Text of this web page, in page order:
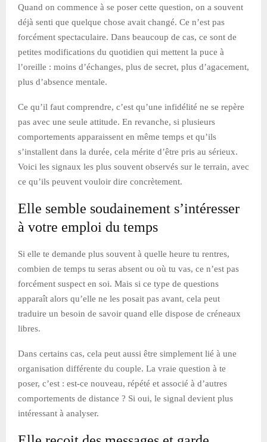
Quand on commence à se poser cette question, on a souvent
déjà senti que quelque chose avait changé. Ce n’est pas
forcément spectaculaire. Dans beaucoup de cas, ce sont de
petites modifications du quotidien qui mettent la puce à
l’oreille : moins d’échanges, plus de secret, plus d’agacement,
plus d’absence mentale.
Ce qu’il faut comprendre, c’est qu’une infidélité ne se repère
pas avec une seule attitude. En revanche, si plusieurs
comportements apparaissent en même temps et qu’ils
s’installent dans la durée, cela mérite d’être pris au sérieux.
Voici les signaux les plus souvent observés sur le terrain, avec
ce qu’ils peuvent vouloir dire concrètement.
Elle semble soudainement s’intéresser
à votre emploi du temps
Si elle te demande plus souvent à quelle heure tu rentres,
combien de temps tu seras absent ou où tu vas, ce n’est pas
forcément suspect en soi. Mais si ce type de questions
apparaît alors qu’elle ne les posait pas avant, cela peut
traduire un besoin de savoir quand elle dispose de créneaux
libres.
Dans certains cas, cela peut aussi être simplement lié à une
organisation différente du couple. La vraie question à te
poser, c’est : est-ce nouveau, répété et associé à d’autres
comportements de distance ? Si oui, le signal devient plus
intéressant à analyser.